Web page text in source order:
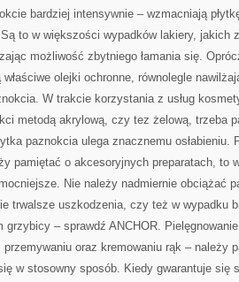
bardziej intensywnie – wzmacniają
to w większości wypadków lakiery, jakich
możliwość zbytniego łamania się.
olejki ochronne, równolegle
W trakcie korzystania z usług
metodą akrylową, czy tez żelową, trzeba
paznokcia ulega znacznemu osłabieniu.
pamiętać o akcesoryjnych preparatach, to
Nie należy nadmiernie obciążać
trwalsze uszkodzenia, czy też w wypadku
– sprawdź ANCHOR.
oraz kremowaniu rąk – należy
w stosowny sposób. Kiedy gwarantuje się